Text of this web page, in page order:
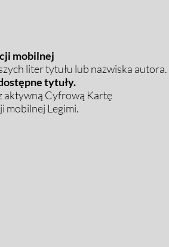
mobilnej
liter tytułu lub nazwiska autora.
tytuły.
aktywną Cyfrową Kartę
mobilnej Legimi.